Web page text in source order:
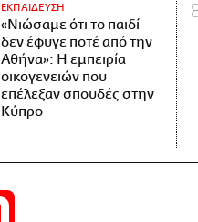
ΕΚΠΑΙΔΕΥΣΗ
«Νιώσαμε ότι το παιδί
δεν έφυγε ποτέ από την
Αθήνα»: Η εμπειρία
οικογενειών που
επέλεξαν σπουδές στην
Κύπρο